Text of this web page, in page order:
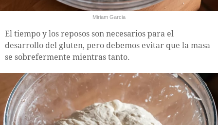
Miriam Garcia
El tiempo y los reposos son necesarios para el
desarrollo del gluten, pero debemos evitar que la masa
se sobrefermente mientras tanto.